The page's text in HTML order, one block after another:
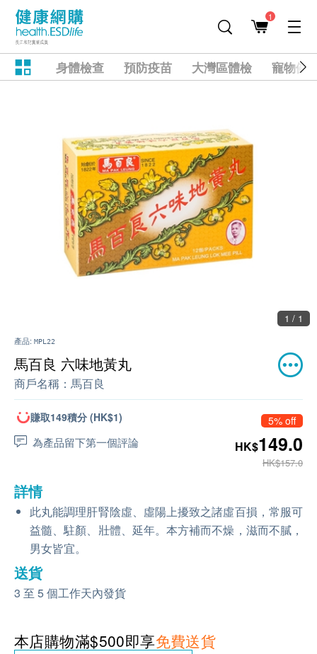
1
身體檢查 預防疫苗 大灣區體檢 寵物健
1 / 1
產品: MPL22
馬百良 六味地黃丸
商戶名稱： 馬百良
賺取149積分 (HK$1)
為產品留下第一個評論
5% off
HK$149.0
HK$157.0
詳情
此丸能調理肝腎陰虛、虛陽上擾致之諸虛百損，常服可
益髓、駐顏、壯體、延年。本方補而不燥，滋而不膩，
男女皆宜。
送貨
3 至 5 個工作天內發貨
本店購物滿$500即享免費送貨